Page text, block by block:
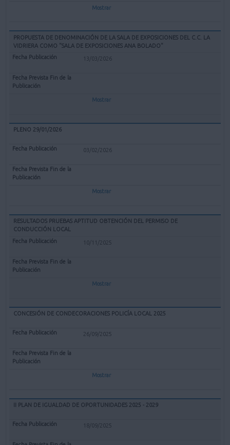
Mostrar
PROPUESTA DE DENOMINACIÓN DE LA SALA DE EXPOSICIONES DEL C.C. LA
VIDRIERA COMO "SALA DE EXPOSICIONES ANA BOLADO"
13/03/2026
Mostrar
PLENO 29/01/2026
03/02/2026
Mostrar
RESULTADOS PRUEBAS APTITUD OBTENCIÓN DEL PERMISO DE
CONDUCCIÓN LOCAL
10/11/2025
Mostrar
CONCESIÓN DE CONDECORACIONES POLICÍA LOCAL 2025
26/09/2025
Mostrar
II PLAN DE IGUALDAD DE OPORTUNIDADES 2025 - 2029
18/09/2025